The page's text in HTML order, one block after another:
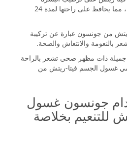
وتنعيمها بشكل فعال، مما يحافظ على راحتها لمدة 24
من جونسون عبارة عن تركيبة
بالنعومة والانتعاش والصحة.
ذات مظهر صحي تشعر بالراحة
غسول الجسم فيتا-ريتش من
جونسون غسول
للتنعيم بخلاصة